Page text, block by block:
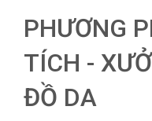
PHƯƠNG
TÍCH -
ĐỒ DA